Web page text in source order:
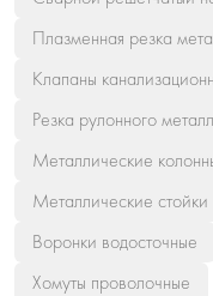
Плазменная резка
Клапаны
Резка рулонного
Металлические
Металлические стойки
Воронки водосточные
Хомуты проволочные